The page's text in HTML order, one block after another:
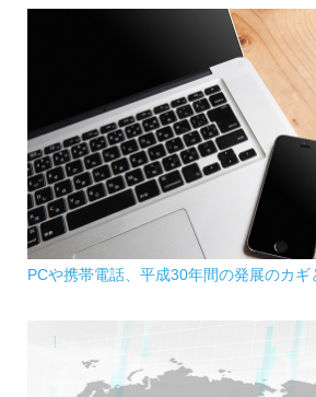
PCや携帯電話、平成30年間の発展のカギ